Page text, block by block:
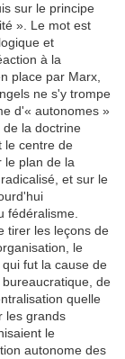
sur le principe
». Le mot est
et
à la
place par Marx,
ne s'y trompe
d'« autonomes »
de la doctrine
le centre de
le plan de la
et sur le
fédéralisme.
tirer les leçons de
le
fut la cause de
de
quelle
les grands
le
autonome des